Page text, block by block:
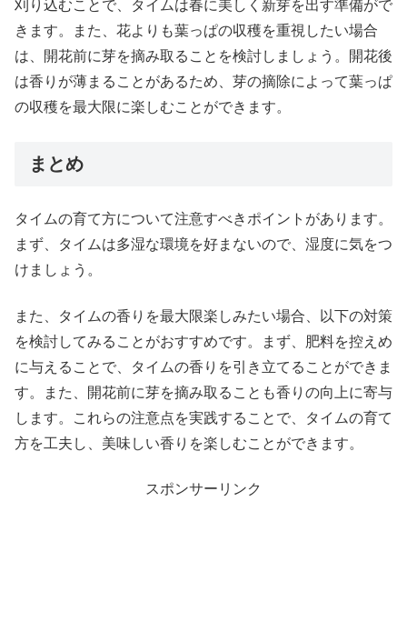
刈り込むことで、タイムは春に美しく新芽を出す準備がで
きます。また、花よりも葉っぱの収穫を重視したい場合
は、開花前に芽を摘み取ることを検討しましょう。開花後
は香りが薄まることがあるため、芽の摘除によって葉っぱ
の収穫を最大限に楽しむことができます。
まとめ
タイムの育て方について注意すべきポイントがあります。
まず、タイムは多湿な環境を好まないので、湿度に気をつ
けましょう。
また、タイムの香りを最大限楽しみたい場合、以下の対策
を検討してみることがおすすめです。まず、肥料を控えめ
に与えることで、タイムの香りを引き立てることができま
す。また、開花前に芽を摘み取ることも香りの向上に寄与
します。これらの注意点を実践することで、タイムの育て
方を工夫し、美味しい香りを楽しむことができます。
スポンサーリンク